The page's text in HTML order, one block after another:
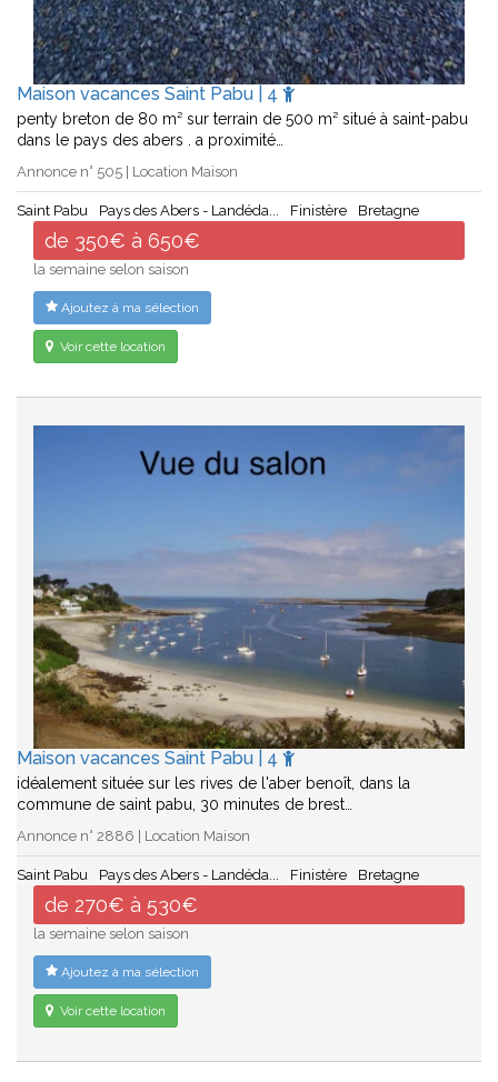
Maison vacances Saint Pabu | 4
penty breton de 80 m² sur terrain de 500 m² situé à saint-pabu
dans le pays des abers . a proximité…
Annonce n° 505 | Location Maison
Saint Pabu Pays des Abers - Landéda... Finistère Bretagne
de 350€ à 650€
la semaine selon saison
Ajoutez à ma sélection
Voir cette location
Maison vacances Saint Pabu | 4
idéalement située sur les rives de l'aber benoît, dans la
commune de saint pabu, 30 minutes de brest…
Annonce n° 2886 | Location Maison
Saint Pabu Pays des Abers - Landéda... Finistère Bretagne
de 270€ à 530€
la semaine selon saison
Ajoutez à ma sélection
Voir cette location